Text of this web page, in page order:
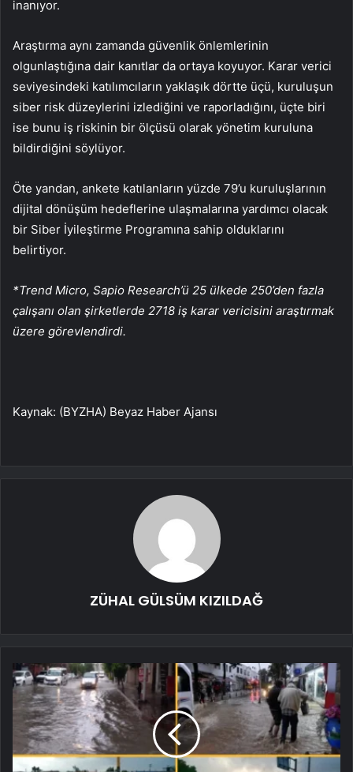
inanıyor.
Araştırma aynı zamanda güvenlik önlemlerinin
olgunlaştığına dair kanıtlar da ortaya koyuyor. Karar verici
seviyesindeki katılımcıların yaklaşık dörtte üçü, kuruluşun
siber risk düzeylerini izlediğini ve raporladığını, üçte biri
ise bunu iş riskinin bir ölçüsü olarak yönetim kuruluna
bildirdiğini söylüyor.
Öte yandan, ankete katılanların yüzde 79’u kuruluşlarının
dijital dönüşüm hedeflerine ulaşmalarına yardımcı olacak
bir Siber İyileştirme Programına sahip olduklarını
belirtiyor.
*Trend Micro, Sapio Research’ü 25 ülkede 250’den fazla
çalışanı olan şirketlerde 2718 iş karar vericisini araştırmak
üzere görevlendirdi.
Kaynak: (BYZHA) Beyaz Haber Ajansı
ZÜHAL GÜLSÜM KIZILDAĞ